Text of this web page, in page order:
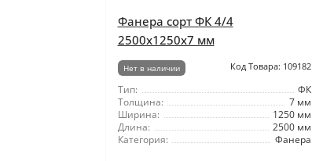
Фанера сорт ФК 4/4
2500x1250x7 мм
Нет в наличии Код Товара: 109182
Тип:
ФК
Толщина:
7 мм
Ширина:
1250 мм
Длина:
2500 мм
Категория:
Фанера